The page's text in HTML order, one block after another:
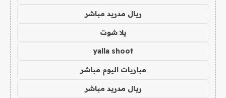
ريال مدريد مباشر
يلا شوت
yalla shoot
مباريات اليوم مباشر
ريال مدريد مباشر